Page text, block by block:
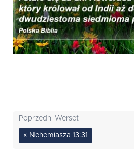
Poprzedni Werset
« Nehemiasza 13:31